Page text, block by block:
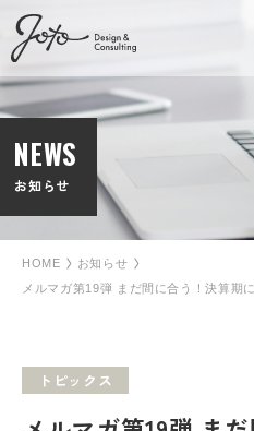
NEWS
お知らせ
HOME
お知らせ
メルマガ第19弾 まだ間に合う！決算期
トピックス